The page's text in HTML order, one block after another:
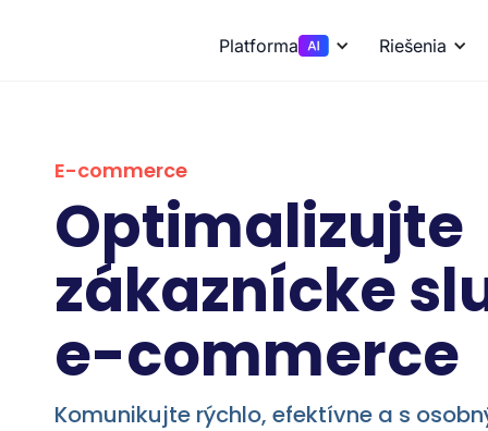
Platforma Riešenia
E-commerce
Optimalizujte
zákaznícke
e-commerce
Komunikujte rýchlo, efektívne a s